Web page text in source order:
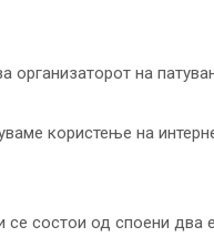
организаторот на
користење на
се состои од споени два